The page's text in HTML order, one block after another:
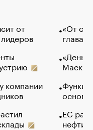
от
компании
«От
глава
Маск в
основ
ЕС
нефти